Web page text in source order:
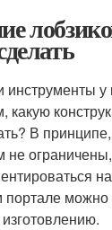
у
какую
В
не